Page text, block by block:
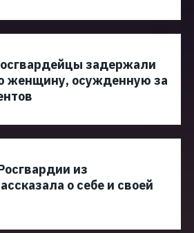
задержали
женщину, осужденную за
из
о себе и своей